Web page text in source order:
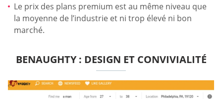
Le prix des plans premium est au même niveau que
la moyenne de l’industrie et ni trop élevé ni bon
marché.
BENAUGHTY : DESIGN ET CONVIVIALITÉ